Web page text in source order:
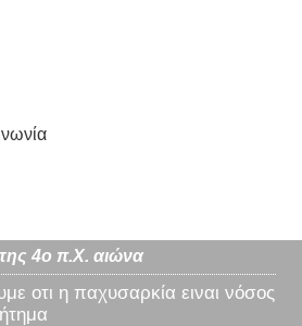
4ο π.Χ. αιώνα
οτι η παχυσαρκία ειναι νόσος